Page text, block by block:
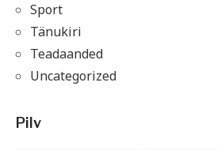
Sport
Tänukiri
Teadaanded
Uncategorized
Pilv